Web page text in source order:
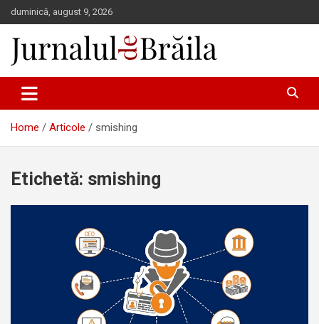
Skip
to
content
duminică, august 9, 2026
Jurnalul de Brăila
Home Articole smishing
Etichetă: smishing